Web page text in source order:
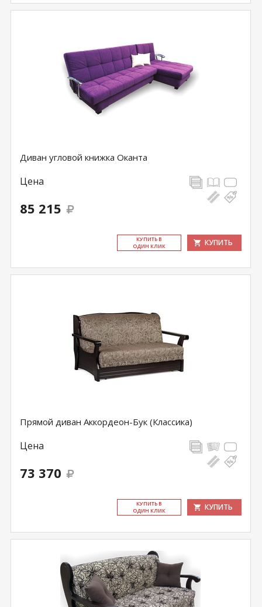
Диван угловой книжка Оканта
Цена
85 215
КУ­ПИТЬ В
ОДИН КЛИК
КУПИТЬ
Прямой диван Аккордеон-Бук (Классика)
Цена
73 370
КУ­ПИТЬ В
ОДИН КЛИК
КУПИТЬ